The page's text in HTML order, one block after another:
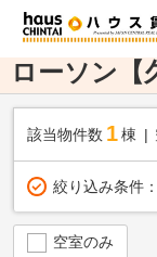
ローソン【
該当物件数 1棟
絞り込み条件：
空室のみ